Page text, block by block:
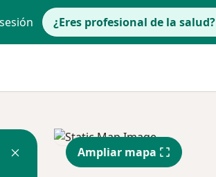
¿Eres profesional de la salud?
Ampliar mapa